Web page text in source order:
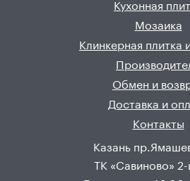
Кухонная
Мозаика
Клинкерная плитка
Обмен и
Доставка и
Контакты
Казань
ТК «Савиново»